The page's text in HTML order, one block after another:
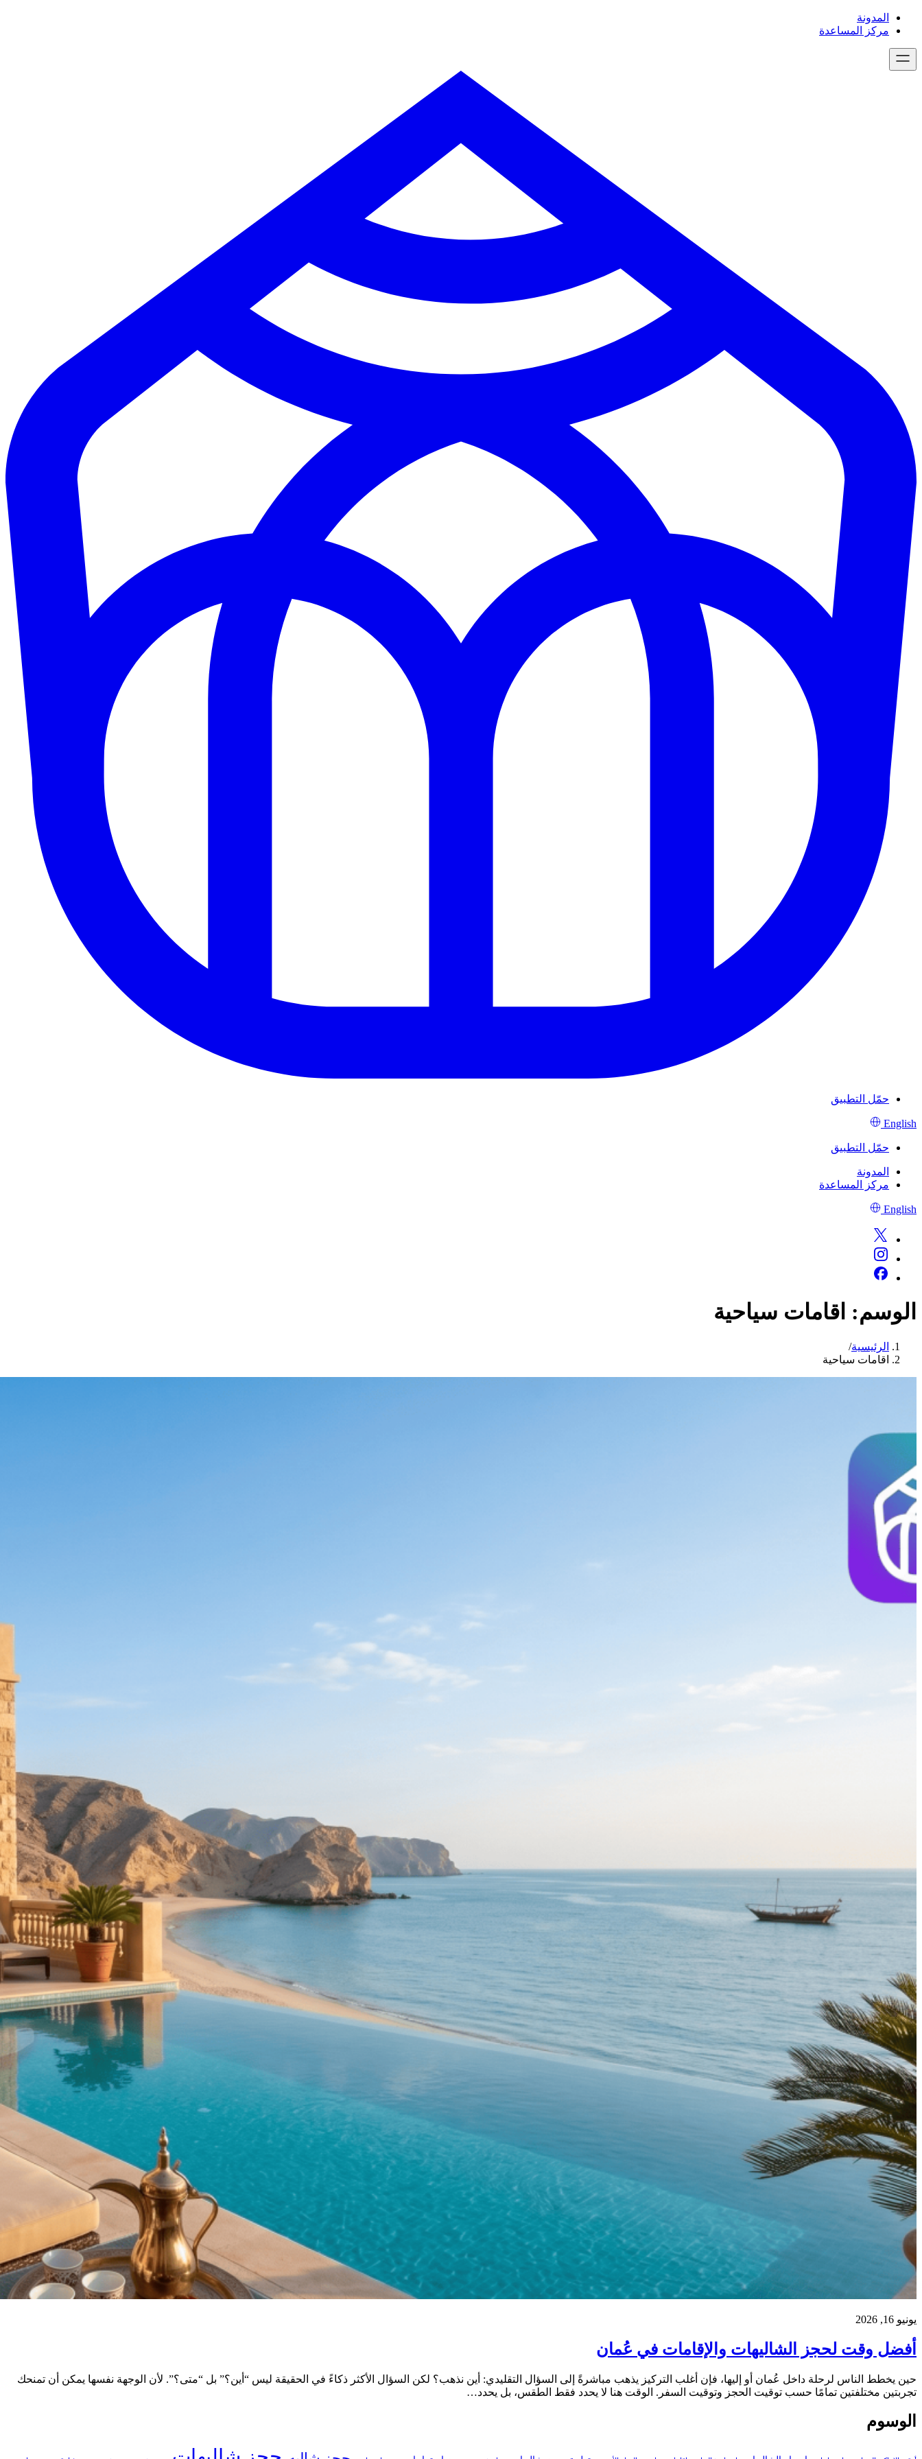
تخطى
المدونة
مركز المساعدة
حمّل التطبيق
English
حمّل التطبيق
المدونة
مركز المساعدة
English
الوسم: اقامات سياحية
الرئيسية/
اقامات سياحية
يونيو 16, 2026
أفضل وقت لحجز الشاليهات والإقامات في عُمان
حين يخطط الناس لرحلة داخل عُمان أو إليها، فإن أغلب التركيز يذهب مباشرةً إلى السؤال التقليدي: أين نذهب؟ لكن السؤال الأكثر ذكاءً في الحقيقة ليس “أين؟” بل “متى؟”. لأن الوجهة نفسها يمكن أن تمنحك
تجربتين مختلفتين تمامًا حسب توقيت الحجز وتوقيت السفر. الوقت هنا لا يحدد فقط الطقس، بل يحدد…
الوسوم